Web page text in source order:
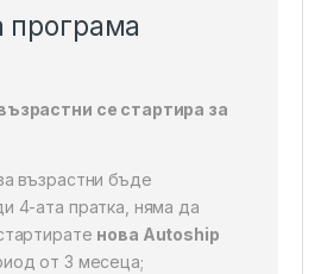
програма
се стартира за
възрастни бъде
4-ата пратка, няма да
нова Autoship
от 3 месеца;